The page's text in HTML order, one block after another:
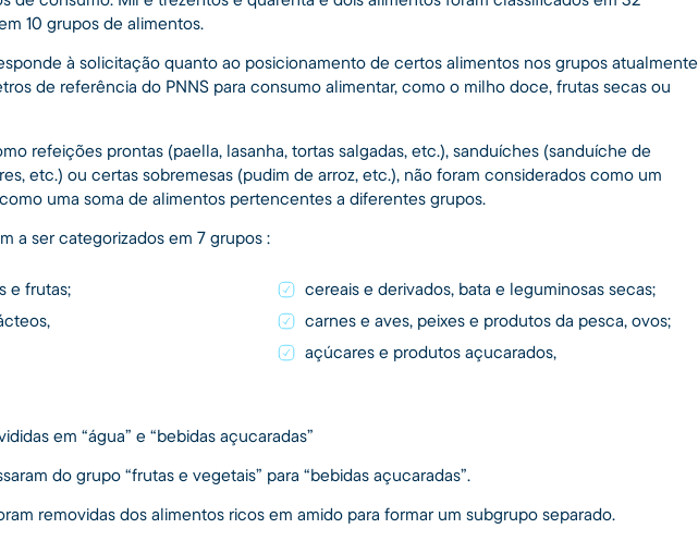
10 grupos de alimentos.
à solicitação quanto ao posicionamento de certos alimentos nos grupos atualmente
de referência do PNNS para consumo alimentar, como o milho doce, frutas secas ou
refeições prontas (paella, lasanha, tortas salgadas, etc.), sanduíches (sanduíche de
etc.) ou certas sobremesas (pudim de arroz, etc.), não foram considerados como um
uma soma de alimentos pertencentes a diferentes grupos.
a ser categorizados em 7 grupos :
e frutas;
cereais e derivados, bata e leguminosas secas;
carnes e aves, peixes e produtos da pesca, ovos;
açúcares e produtos açucarados,
em “água” e “bebidas açucaradas”
do grupo “frutas e vegetais” para “bebidas açucaradas”.
removidas dos alimentos ricos em amido para formar um subgrupo separado.